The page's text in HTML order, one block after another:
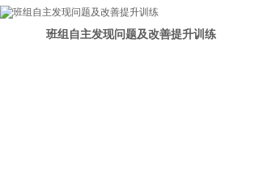
班组自主发现问题及改善提升训练